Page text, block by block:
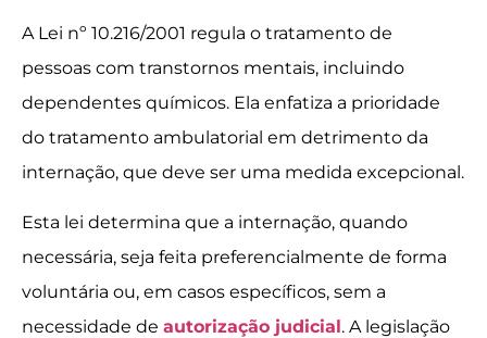
A Lei nº 10.216/2001 regula o tratamento de
pessoas com transtornos mentais, incluindo
dependentes químicos. Ela enfatiza a prioridade
do tratamento ambulatorial em detrimento da
internação, que deve ser uma medida excepcional.
Esta lei determina que a internação, quando
necessária, seja feita preferencialmente de forma
voluntária ou, em casos específicos, sem a
necessidade de autorização judicial. A legislação